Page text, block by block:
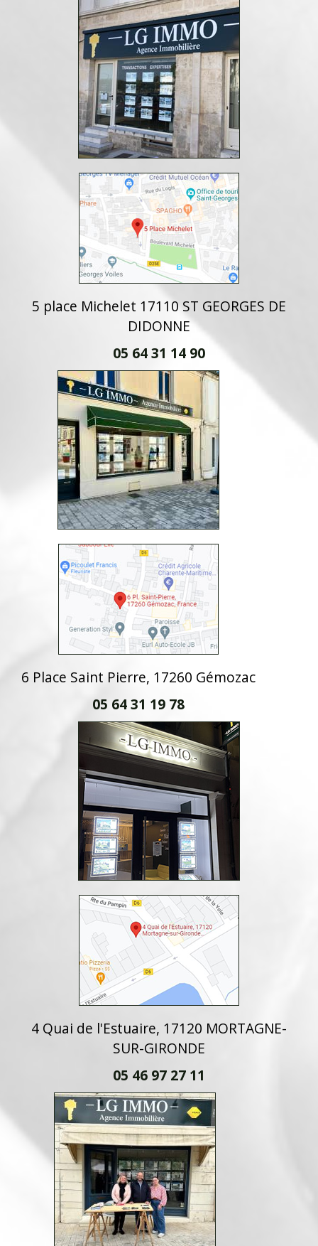
5 place Michelet 17110 ST GEORGES DE
DIDONNE
05 64 31 14 90
6 Place Saint Pierre, 17260 Gémozac
05 64 31 19 78
4 Quai de l'Estuaire, 17120 MORTAGNE-
SUR-GIRONDE
05 46 97 27 11